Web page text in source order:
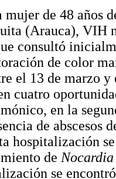
mujer de 48 años
(Arauca), VIH
consultó
de color
el 13 de marzo
cuatro
en la
de abscesos
hospitalización
de
se